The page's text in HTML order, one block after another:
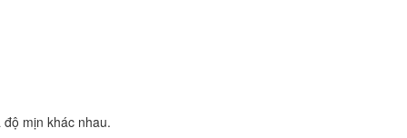
mịn khác nhau.